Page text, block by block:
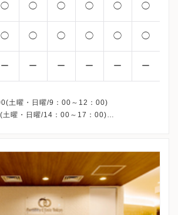
◯ ◯ ◯ ◯ ◯ ◯
◯ ◯ ◯ ◯ ◯ ◯
ー ー ー ー ー ー
土曜・日曜/9：00～12：00)
曜・日曜/14：00～17：00)